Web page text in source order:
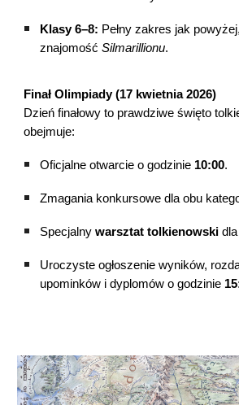
Klasy 6–8: Pełny zakres jak
znajomośćSilmarillionu.
Finał Olimpiady (17 kwietnia 2026)
Dzień finałowy to prawdziwe święto
obejmuje:
Oficjalne otwarcie o godzinie 10:00.
Zmagania konkursowe dla obu
Specjalnywarsztat tolkienowski
Uroczyste ogłoszenie wyników,
upominków i dyplomów o godzinie